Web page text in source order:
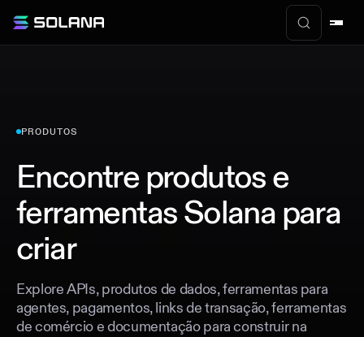
PRODUTOS
Encontre produtos e
ferramentas Solana para
criar
Explore APIs, produtos de dados, ferramentas para
agentes, pagamentos, links de transação, ferramentas
de comércio e documentação para construir na